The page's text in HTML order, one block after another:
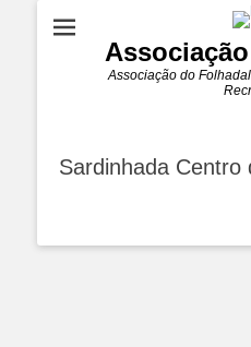
Associação do
Sardinhada Centro